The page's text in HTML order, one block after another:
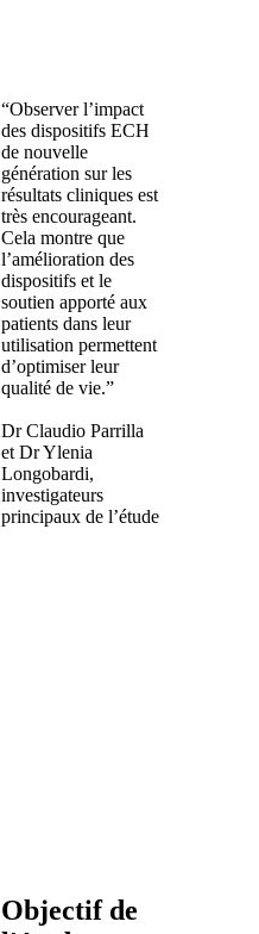
“Observer l’impact
des dispositifs ECH
de nouvelle
génération sur les
résultats cliniques est
très encourageant.
Cela montre que
l’amélioration des
dispositifs et le
soutien apporté aux
patients dans leur
utilisation permettent
d’optimiser leur
qualité de vie.”
Dr Claudio Parrilla
et Dr Ylenia
Longobardi,
investigateurs
principaux de l’étude
Objectif de